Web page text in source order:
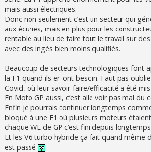
mais aussi électriques.
Donc non seulement c’est un secteur qui
aux écuries, mais en plus pour les
rentable au lieu de faire tout le travail sur
avec des ingés bien moins qualifiés.
Beaucoup de secteurs technologiques font
la F1 quand ils en ont besoin. Faut pas
Covid, où leur savoir-faire/efficacité a été
En Moto GP aussi, c’est allé voir pas mal du
Enfin je pourrais continuer longtemps
bloqué à une F1 où plusieurs moteurs
chaque WE de GP c’est fini depuis longtemps.
Et les V6 turbo hybride ça fait quand même
est passé